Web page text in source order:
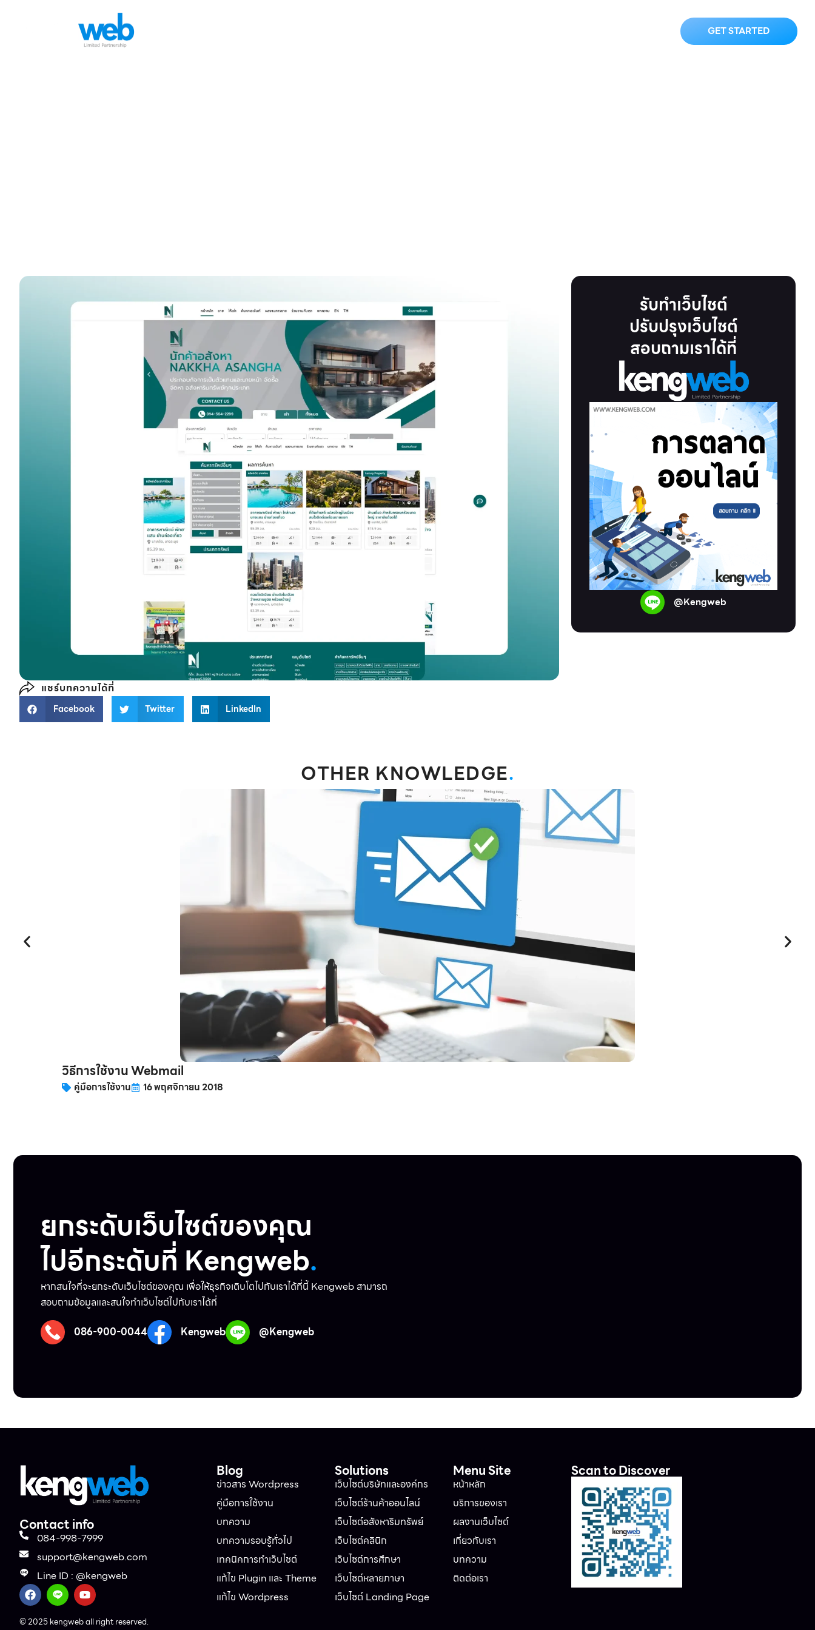
GET STARTED
แชร์บทความได้ที่
Facebook Twitter LinkedIn
รับทำเว็บไชต์
ปรับปรุงเว็บไชต์
สอบถามเราได้ที่
@Kengweb
OTHER KNOWLEDGE.
วิธีการใช้งาน Webmail
คู่มือการใช้งาน 16 พฤศจิกายน 2018
ยกระดับเว็บไซต์ของคุณ
ไปอีกระดับที่ Kengweb.
หากสนใจที่จะยกระดับเว็บไชต์ของคุณ เพื่อให้ธุรกิจเติบโตไปกับเราได้ที่นี้ Kengweb สามารถ
สอบถามข้อมูลและสนใจทำเว็บไชต์ไปกับเราได้ที่
086-900-0044
Kengweb @Kengweb
Contact info
084-998-7999
support@kengweb.com
Line ID : @kengweb
© 2025 kengweb all right reserved.
Blog
ข่าวสาร Wordpress
คู่มือการใช้งาน
บทความ
บทความรอบรู้ทั่วไป
เทคนิคการทำเว็บไชต์
แก้ไข Plugin และ Theme
แก้ไข Wordpress
Solutions
เว็บไซต์บริษัทและองค์กร
เว็บไซต์ร้านค้าออนไลน์
เว็บไซต์อสังหาริมทรัพย์
เว็บไซต์คลินิก
เว็บไซต์การศึกษา
เว็บไซต์หลายภาษา
เว็บไซต์ Landing Page
Menu Site
หน้าหลัก
บริการของเรา
ผลงานเว็บไซต์
เกี่ยวกับเรา
บทความ
ติดต่อเรา
Scan to Discover